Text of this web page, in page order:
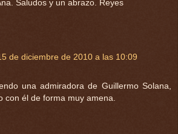
Saludos y un abrazo. Reyes
de diciembre de 2010 a las 10:09
una admiradora de Guillermo Solana,
con él de forma muy amena.